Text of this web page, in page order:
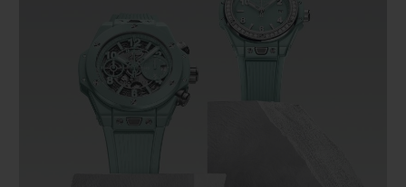
SUMMER MULTI-
COLORED CERAMIC
PEACH CERAMIC
SERVICIOS EXCLUSIVOS